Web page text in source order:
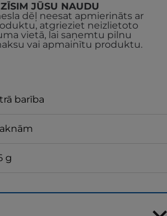
JŪSU NAUDU
dēļ neesat apmierināts ar
atgrieziet neizlietoto
vietā, lai saņemtu pilnu
vai apmainītu produktu.
barība
g